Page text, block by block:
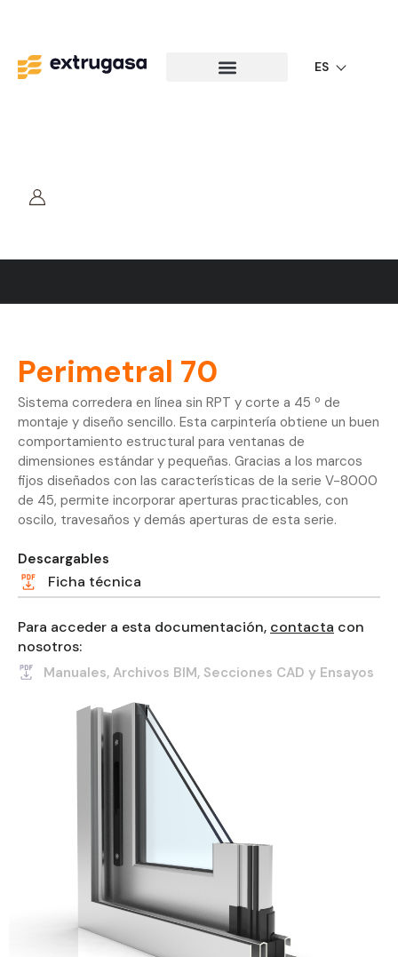
ES
Perimetral 70
Sistema corredera en línea sin RPT y corte a 45 º de
montaje y diseño sencillo. Esta carpintería obtiene un buen
comportamiento estructural para ventanas de
dimensiones estándar y pequeñas. Gracias a los marcos
fijos diseñados con las características de la serie V-8000
de 45, permite incorporar aperturas practicables, con
oscilo, travesaños y demás aperturas de esta serie.
Descargables
Ficha técnica
Para acceder a esta documentación, contacta con
nosotros:
Manuales, Archivos BIM, Secciones CAD y Ensayos